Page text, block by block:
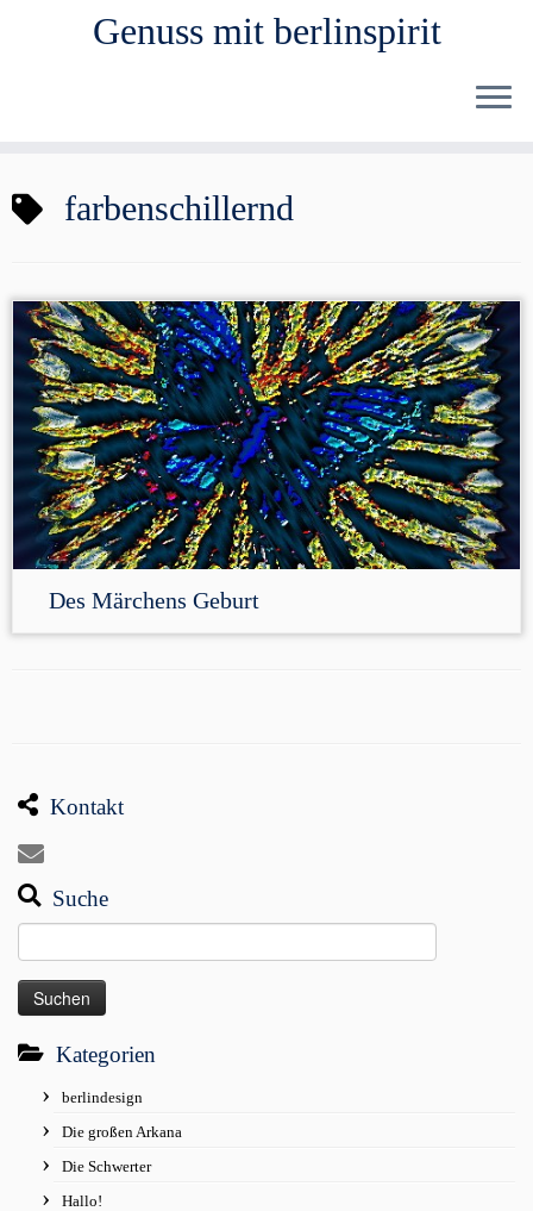
Inhalt
Genuss mit berlinspirit
farbenschillernd
Des Märchens Geburt
Kontakt
Suche
nach:
Kategorien
berlindesign
Die großen Arkana
Die Schwerter
Hallo!